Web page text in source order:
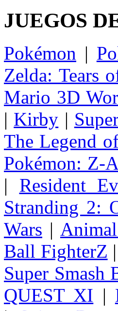
JUEGOS
Pokémon |
Zelda: Tears
Mario 3D
| Kirby |
The Legend
Pokémon: Z-A
| Resident
Stranding 2:
Wars |
Ball FighterZ |
Super Smash
QUEST XI |